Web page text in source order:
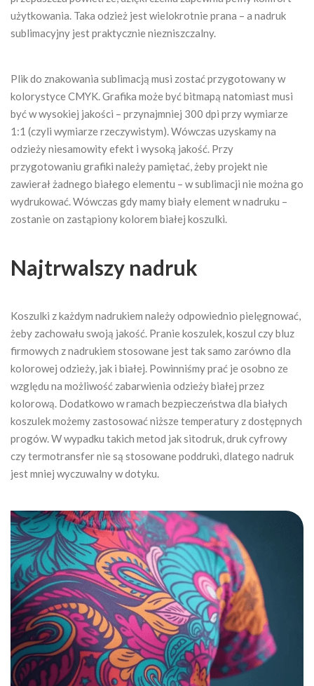
użytkowania. Taka odzież jest wielokrotnie prana – a nadruk
sublimacyjny jest praktycznie niezniszczalny.
Plik do znakowania sublimacją musi zostać przygotowany w
kolorystyce CMYK. Grafika może być bitmapą natomiast musi
być w wysokiej jakości – przynajmniej 300 dpi przy wymiarze
1:1 (czyli wymiarze rzeczywistym). Wówczas uzyskamy na
odzieży niesamowity efekt i wysoką jakość. Przy
przygotowaniu grafiki należy pamiętać, żeby projekt nie
zawierał żadnego białego elementu – w sublimacji nie można go
wydrukować. Wówczas gdy mamy biały element w nadruku –
zostanie on zastąpiony kolorem białej koszulki.
Najtrwalszy nadruk
Koszulki z każdym nadrukiem należy odpowiednio pielęgnować,
żeby zachowału swoją jakość. Pranie koszulek, koszul czy bluz
firmowych z nadrukiem stosowane jest tak samo zarówno dla
kolorowej odzieży, jak i białej. Powinniśmy prać je osobno ze
względu na możliwość zabarwienia odzieży białej przez
kolorową. Dodatkowo w ramach bezpieczeństwa dla białych
koszulek możemy zastosować niższe temperatury z dostępnych
progów. W wypadku takich metod jak sitodruk, druk cyfrowy
czy termotransfer nie są stosowane poddruki, dlatego nadruk
jest mniej wyczuwalny w dotyku.